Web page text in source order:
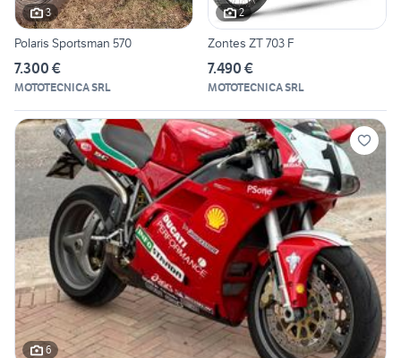
3
Polaris Sportsman 570
7.300 €
MOTOTECNICA SRL
2
Zontes ZT 703 F
7.490 €
MOTOTECNICA SRL
6